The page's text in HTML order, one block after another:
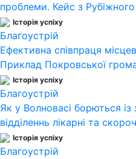
проблеми. Кейс з Рубіжного
Історія успіху
Благоустрій
Ефективна співпраця
Приклад Покровської
Історія успіху
Благоустрій
Як у Волновасі борються
відділеннь лікарні та
Історія успіху
Благоустрій